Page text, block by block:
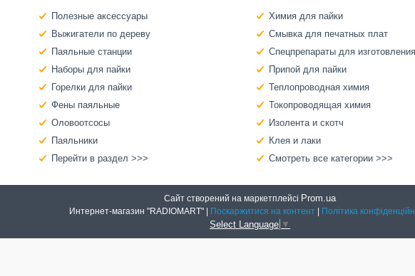
Полезные аксессуары
Выжигатели по дереву
Паяльные станции
Наборы для пайки
Горелки для пайки
Фены паяльные
Оловоотсосы
Паяльники
Перейти в раздел >>>
Химия для пайки
Смывка для печатных плат
Спецпрепараты для
Припой для пайки
Теплопроводная химия
Токопроводящая химия
Изолента и скотч
Клея и лаки
Смотреть все категории >>>
Сайт створений на маркетплейсі Prom.ua
Поскаржитися на контент Політика
Select Language ▼